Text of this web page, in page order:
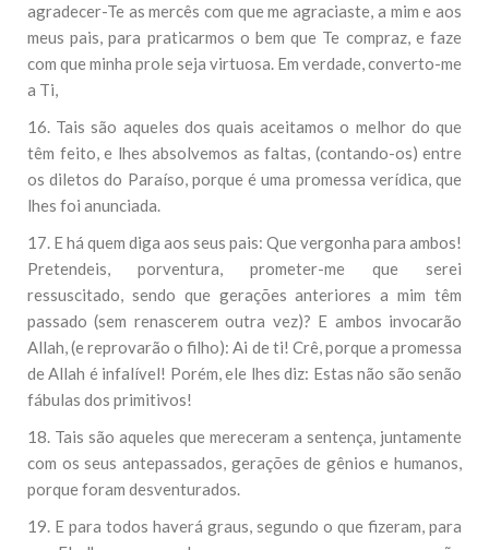
agradecer-Te as mercês com que me agraciaste, a mim e aos
meus pais, para praticarmos o bem que Te compraz, e faze
com que minha prole seja virtuosa. Em verdade, converto-me
a Ti,
16. Tais são aqueles dos quais aceitamos o melhor do que
têm feito, e lhes absolvemos as faltas, (contando-os) entre
os diletos do Paraíso, porque é uma promessa verídica, que
lhes foi anunciada.
17. E há quem diga aos seus pais: Que vergonha para ambos!
Pretendeis, porventura, prometer-me que serei
ressuscitado, sendo que gerações anteriores a mim têm
passado (sem renascerem outra vez)? E ambos invocarão
Allah, (e reprovarão o filho): Ai de ti! Crê, porque a promessa
de Allah é infalível! Porém, ele lhes diz: Estas não são senão
fábulas dos primitivos!
18. Tais são aqueles que mereceram a sentença, juntamente
com os seus antepassados, gerações de gênios e humanos,
porque foram desventurados.
19. E para todos haverá graus, segundo o que fizeram, para